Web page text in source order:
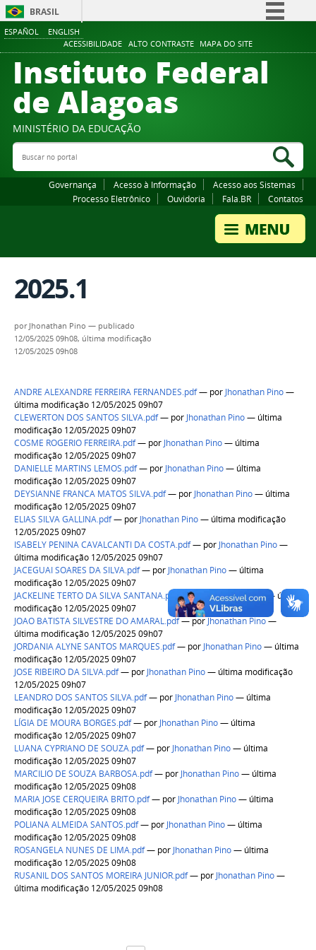
ESPAÑOL ENGLISH
ACESSIBILIDADE ALTO CONTRASTE MAPA DO SITE
BRASIL
Comunica BR
Participe
Canais
Instituto Federal
de Alagoas
MINISTÉRIO DA EDUCAÇÃO
Buscar no portal
Governança Acesso à Informação
Acesso aos Sistemas
Processo Eletrônico
Ouvidoria Fala.BR Contatos
2025.1
por Jhonathan Pino — publicado
12/05/2025 09h08, última modificação
12/05/2025 09h08
ANDRE ALEXANDRE FERREIRA FERNANDES.pdf— por Jhonathan Pino—
última modificação 12/05/2025 09h07
CLEWERTON DOS SANTOS SILVA.pdf— por Jhonathan Pino— última
modificação 12/05/2025 09h07
COSME ROGERIO FERREIRA.pdf— por Jhonathan Pino— última
modificação 12/05/2025 09h07
DANIELLE MARTINS LEMOS.pdf— por Jhonathan Pino— última
modificação 12/05/2025 09h07
DEYSIANNE FRANCA MATOS SILVA.pdf— por Jhonathan Pino— última
modificação 12/05/2025 09h07
ELIAS SILVA GALLINA.pdf— por Jhonathan Pino— última modificação
12/05/2025 09h07
ISABELY PENINA CAVALCANTI DA COSTA.pdf— por Jhonathan Pino—
última modificação 12/05/2025 09h07
JACEGUAI SOARES DA SILVA.pdf— por Jhonathan Pino— última
modificação 12/05/2025 09h07
JACKELINE TERTO DA SILVA SANTANA.pdf—por Jhonathan Pino— última
modificação 12/05/2025 09h07
JOAO BATISTA SILVESTRE DO AMARAL.pdf—porJhonathan Pino—
última modificação 12/05/2025 09h07
JORDANIA ALYNE SANTOS MARQUES.pdf— por Jhonathan Pino— última
modificação 12/05/2025 09h07
JOSE RIBEIRO DA SILVA.pdf— por Jhonathan Pino— última modificação
12/05/2025 09h07
LEANDRO DOS SANTOS SILVA.pdf— por Jhonathan Pino— última
modificação 12/05/2025 09h07
LÍGIA DE MOURA BORGES.pdf— por Jhonathan Pino— última
modificação 12/05/2025 09h07
LUANA CYPRIANO DE SOUZA.pdf— por Jhonathan Pino— última
modificação 12/05/2025 09h07
MARCILIO DE SOUZA BARBOSA.pdf— por Jhonathan Pino— última
modificação 12/05/2025 09h08
MARIA JOSE CERQUEIRA BRITO.pdf— por Jhonathan Pino— última
modificação 12/05/2025 09h08
POLIANA ALMEIDA SANTOS.pdf— por Jhonathan Pino— última
modificação 12/05/2025 09h08
ROSANGELA NUNES DE LIMA.pdf— por Jhonathan Pino— última
modificação 12/05/2025 09h08
RUSANIL DOS SANTOS MOREIRA JUNIOR.pdf— por Jhonathan Pino—
última modificação 12/05/2025 09h08